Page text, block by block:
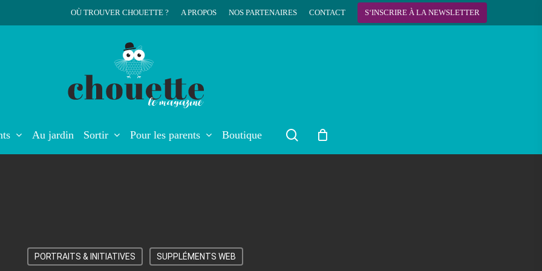
OÙ TROUVER CHOUETTE ? A PROPOS NOS PARTENAIRES CONTACT S‘INSCRIRE À LA NEWSLETTER
Au jardin Sortir Pour les parents Boutique search
PORTRAITS & INITIATIVES SUPPLÉMENTS WEB